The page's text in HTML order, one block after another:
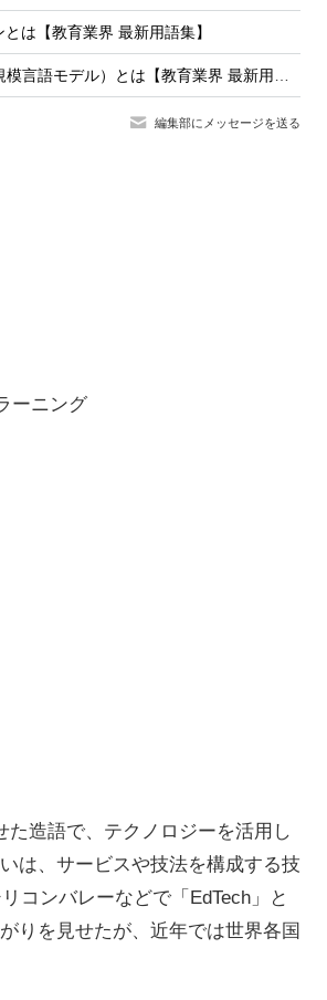
は【教育業界 最新用語集】
LLM（大規模言語モデル）とは【教育業界 最新用語集】
編集部にメッセージを送る
ーニング
造語で、テクノロジーを活用し
は、サービスや技法を構成する技
コンバレーなどで「EdTech」と
りを見せたが、近年では世界各国